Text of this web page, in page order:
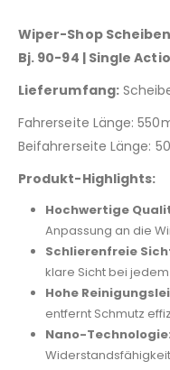
Wiper-Shop
Bj. 90-94 | Single
Lieferumfang:
Fahrerseite Länge:
Beifahrerseite Länge:
Produkt-Highlights:
Hochwertige
Anpassung an die
Schlierenfreie
klare Sicht bei
Hohe
entfernt Schmutz
Nano-Technologie: